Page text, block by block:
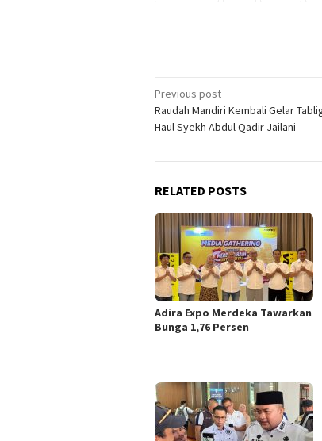
Post
navigation
Previous post
Raudah Mandiri Kembali Gelar
Haul Syekh Abdul Qadir Jailani
RELATED POSTS
Adira Expo Merdeka Tawarkan
Bunga 1,76 Persen